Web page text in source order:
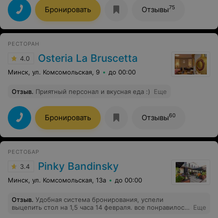
время нашего посещения они, к сожалению,
отсутствовали.
предпочтений,угостил несколькими настойками и
учил,как правильно пить,чтобы не было плохо)) Ему
отдельный респект! Остальной персонал тоже очень
вежливый. Приятные впечатления,спасибо!
Бронировать Отзывы75
РЕСТОРАН
4.0 Osteria La Bruscetta
Минск, ул. Комсомольская, 9 до 00:00
Отзыв. Приятный персонал и вкусная еда :) Еще
Бронировать Отзывы60
РЕСТОБАР
3.4 Pinky Bandinsky
Минск, ул. Комсомольская, 13а до 00:00
Отзыв. Удобная система бронирования, успели
выцепить стол на 1,5 часа 14 февраля. все понравилось,
Еще